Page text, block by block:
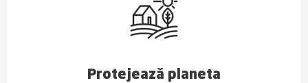
Protejează planeta